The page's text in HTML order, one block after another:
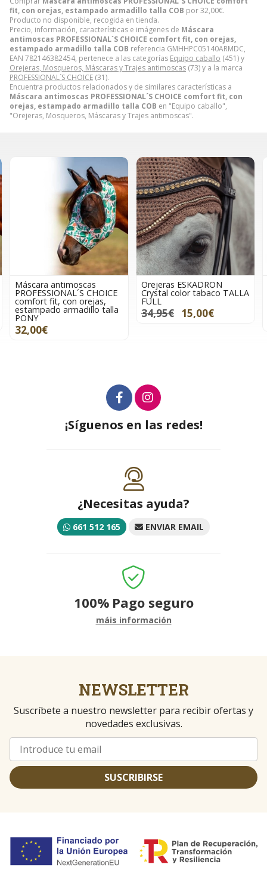
fit, con orejas, estampado armadillo talla COB por32,00€.
Producto no disponible, recogida en tienda.
Precio, información, características e imágenes de Máscara
antimoscas PROFESSIONAL´S CHOICE comfort fit, con orejas,
estampado armadillo talla COB referencia GMHHPC05140ARMDC,
EAN 782146382454, pertenece a las categorías Equipo caballo (451) y
Orejeras, Mosqueros, Máscaras y Trajes antimoscas (73) y a la marca
PROFESSIONAL´S CHOICE (31).
Encuentra productos relacionados y de similares características a
Máscara antimoscas PROFESSIONAL´S CHOICE comfort fit, con
orejas, estampado armadillo talla COB en "Equipo caballo",
"Orejeras, Mosqueros, Máscaras y Trajes antimoscas".
Máscara antimoscas
PROFESSIONAL´S CHOICE
comfort fit, con orejas,
estampado armadillo talla
PONY
32,00€
Orejeras ESKADRON
Crystal color tabaco TALLA
FULL
34,95€ 15,00€
¡Síguenos en las redes!
¿Necesitas ayuda?
661 512 165 ENVIAR EMAIL
100% Pago seguro
máis información
NEWSLETTER
Suscríbete a nuestro newsletter para recibir ofertas y
novedades exclusivas.
SUSCRIBIRSE